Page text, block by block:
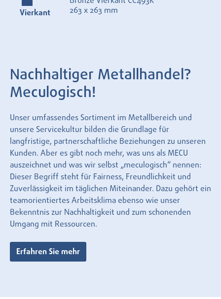
Vierkant
263 x 263 mm
Nachhaltiger Metallhandel?
Meculogisch!
Unser umfassendes Sortiment im Metallbereich und
unsere Servicekultur bilden die Grundlage für
langfristige, partnerschaftliche Beziehungen zu unseren
Kunden. Aber es gibt noch mehr, was uns als MECU
auszeichnet und was wir selbst „meculogisch“ nennen:
Dieser Begriff steht für Fairness, Freundlichkeit und
Zuverlässigkeit im täglichen Miteinander. Dazu gehört ein
teamorientiertes Arbeitsklima ebenso wie unser
Bekenntnis zur Nachhaltigkeit und zum schonenden
Umgang mit Ressourcen.
Erfahren Sie mehr